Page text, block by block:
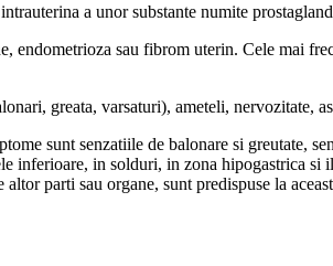
a unor substante numite
sau fibrom uterin. Cele mai
greata, varsaturi), ameteli, nervozitate,
sunt senzatiile de balonare si greutate,
inferioare, in solduri, in zona hipogastrica
parti sau organe, sunt predispuse la